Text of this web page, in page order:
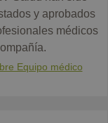
y aprobados
médicos
Equipo médico